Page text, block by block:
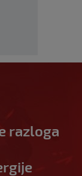
razloga